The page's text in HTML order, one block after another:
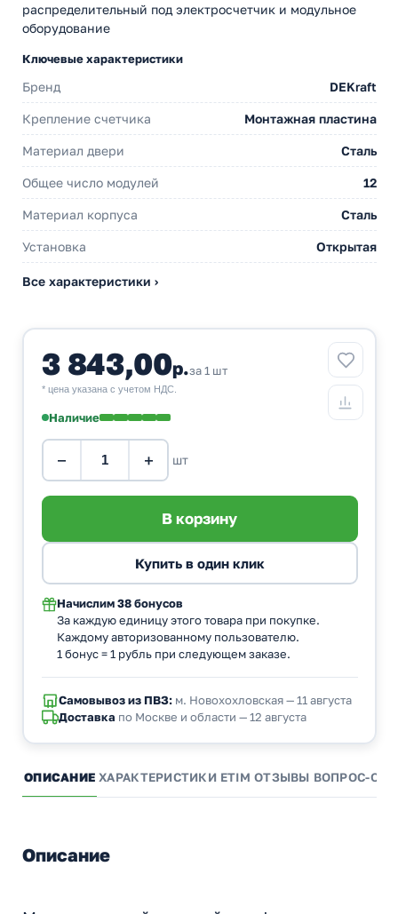
распределительный под электросчетчик и модульное
оборудование
Ключевые характеристики
Бренд DEKraft
Крепление счетчика Монтажная пластина
Материал двери Сталь
Общее число модулей 12
Материал корпуса Сталь
Установка Открытая
Все характеристики ›
3 843,00р.за 1 шт
* цена указана с учетом НДС.
Наличие
− + шт
Начислим 38 бонусов
За каждую единицу этого товара при покупке.
Каждому авторизованному пользователю.
1 бонус = 1 рубль при следующем заказе.
Самовывоз из ПВЗ:м. Новохохловская — 11 августа
Доставка по Москве и области — 12 августа
ОПИСАНИЕ ХАРАКТЕРИСТИКИ ETIM ОТЗЫВЫ ВОПРОС-
Описание